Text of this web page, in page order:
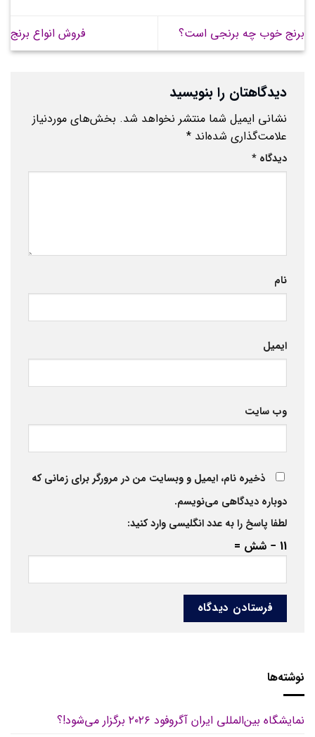
برنج خوب چه برنجی است؟ فروش انواع برنج
دیدگاهتان را بنویسید
نشانی ایمیل شما منتشر نخواهد شد. بخش‌های موردنیاز
علامت‌گذاری شده‌اند *
دیدگاه *
نام
ایمیل
وب‌ سایت
ذخیره نام، ایمیل و وبسایت من در مرورگر برای زمانی که
دوباره دیدگاهی می‌نویسم.
لطفا پاسخ را به عدد انگلیسی وارد کنید:
11 − شش =
نوشته‌ها
نمایشگاه بین‌المللی ایران آگروفود ۲۰۲۶ برگزار می‌شود!؟